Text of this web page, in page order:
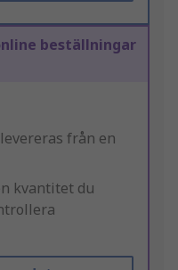
beställningar
från en
kvantitet du